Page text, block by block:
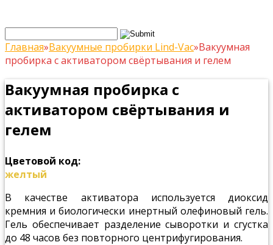
Главная»Вакуумные пробирки Lind-Vac»Вакуумная
пробирка с активатором свёртывания и гелем
Вакуумная пробирка с
активатором свёртывания и
гелем
Цветовой код:
желтый
В качестве активатора используется диоксид
кремния и биологически инертный олефиновый гель.
Гель обеспечивает разделение сыворотки и сгустка
до 48 часов без повторного центрифугирования.